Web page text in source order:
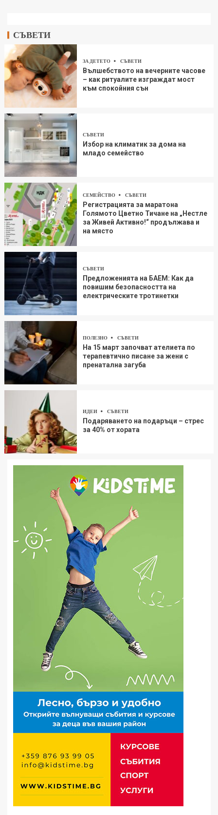
СЪВЕТИ
ЗА ДЕТЕТО СЪВЕТИ
Вълшебството на вечерните часове
– как ритуалите изграждат мост
към спокойния сън
СЪВЕТИ
Избор на климатик за дома на
младо семейство
СЕМЕЙСТВО СЪВЕТИ
Регистрацията за маратона
Голямото Цветно Тичане на „Нестле
за Живей Aктивно!“ продължава и
на място
СЪВЕТИ
Предложенията на БАЕМ: Как да
повишим безопасността на
електрическите тротинетки
ПОЛЕЗНО СЪВЕТИ
На 15 март започват ателиета по
терапевтично писане за жени с
пренатална загуба
ИДЕИ СЪВЕТИ
Подаряването на подаръци – стрес
за 40% от хората